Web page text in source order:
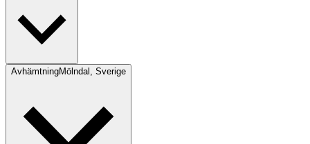
AvhämtningMölndal, Sverige